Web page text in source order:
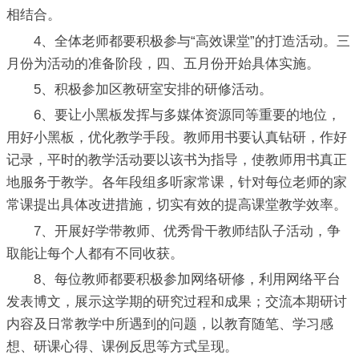
相结合。
4、全体老师都要积极参与“高效课堂”的打造活动。三
月份为活动的准备阶段，四、五月份开始具体实施。
5、积极参加区教研室安排的研修活动。
6、要让小黑板发挥与多媒体资源同等重要的地位，
用好小黑板，优化教学手段。教师用书要认真钻研，作好
记录，平时的教学活动要以该书为指导，使教师用书真正
地服务于教学。各年段组多听家常课，针对每位老师的家
常课提出具体改进措施，切实有效的提高课堂教学效率。
7、开展好学带教师、优秀骨干教师结队子活动，争
取能让每个人都有不同收获。
8、每位教师都要积极参加网络研修，利用网络平台
发表博文，展示这学期的研究过程和成果；交流本期研讨
内容及日常教学中所遇到的问题，以教育随笔、学习感
想、研课心得、课例反思等方式呈现。